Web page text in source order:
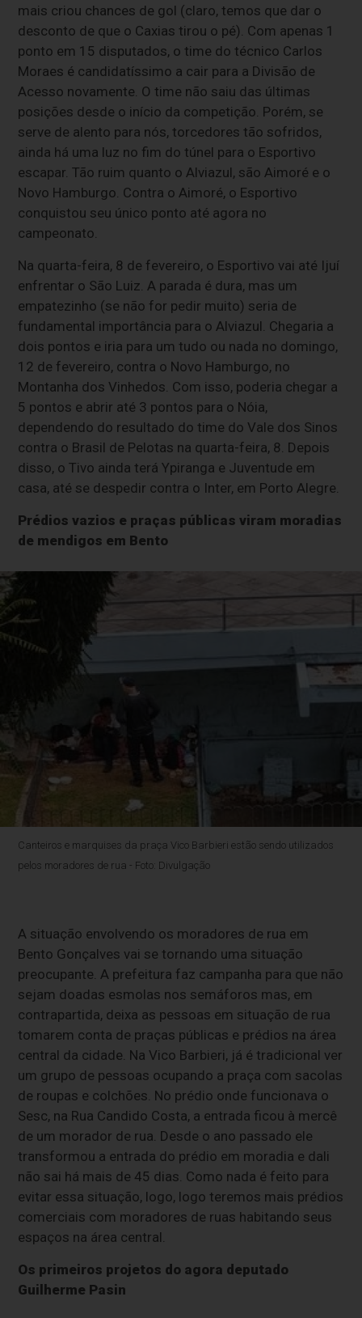
mais criou chances de gol (claro, temos que dar o
desconto de que o Caxias tirou o pé). Com apenas 1
ponto em 15 disputados, o time do técnico Carlos
Moraes é candidatíssimo a cair para a Divisão de
Acesso novamente. O time não saiu das últimas
posições desde o início da competição. Porém, se
serve de alento para nós, torcedores tão sofridos,
ainda há uma luz no fim do túnel para o Esportivo
escapar. Tão ruim quanto o Alviazul, são Aimoré e o
Novo Hamburgo. Contra o Aimoré, o Esportivo
conquistou seu único ponto até agora no
campeonato.
Na quarta-feira, 8 de fevereiro, o Esportivo vai até Ijuí
enfrentar o São Luiz. A parada é dura, mas um
empatezinho (se não for pedir muito) seria de
fundamental importância para o Alviazul. Chegaria a
dois pontos e iria para um tudo ou nada no domingo,
12 de fevereiro, contra o Novo Hamburgo, no
Montanha dos Vinhedos. Com isso, poderia chegar a
5 pontos e abrir até 3 pontos para o Nóia,
dependendo do resultado do time do Vale dos Sinos
contra o Brasil de Pelotas na quarta-feira, 8. Depois
disso, o Tivo ainda terá Ypiranga e Juventude em
casa, até se despedir contra o Inter, em Porto Alegre.
Prédios vazios e praças públicas viram moradias
de mendigos em Bento
Canteiros e marquises da praça Vico Barbieri estão sendo utilizados
pelos moradores de rua - Foto: Divulgação
A situação envolvendo os moradores de rua em
Bento Gonçalves vai se tornando uma situação
preocupante. A prefeitura faz campanha para que não
sejam doadas esmolas nos semáforos mas, em
contrapartida, deixa as pessoas em situação de rua
tomarem conta de praças públicas e prédios na área
central da cidade. Na Vico Barbieri, já é tradicional ver
um grupo de pessoas ocupando a praça com sacolas
de roupas e colchões. No prédio onde funcionava o
Sesc, na Rua Candido Costa, a entrada ficou à mercê
de um morador de rua. Desde o ano passado ele
transformou a entrada do prédio em moradia e dali
não sai há mais de 45 dias. Como nada é feito para
evitar essa situação, logo, logo teremos mais prédios
comerciais com moradores de ruas habitando seus
espaços na área central.
Os primeiros projetos do agora deputado
Guilherme Pasin